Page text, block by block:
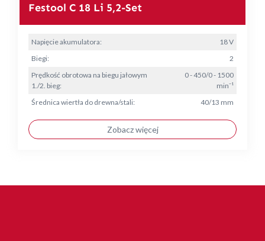
Festool C 18 Li 5,2-Set
Napięcie akumulatora:
18 V
Biegi:
2
Prędkość obrotowa na biegu jałowym
1./2. bieg:
0 - 450/0 - 1500
min⁻¹
Średnica wiertła do drewna/stali:
40/13 mm
Zobacz więcej